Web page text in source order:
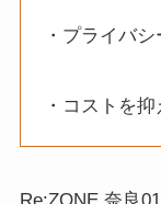
・プライバ
・コストを